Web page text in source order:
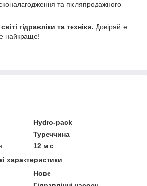
та післяпродажного
гідравліки та техніки. Довіряйте
найкраще!
Hydro-pack
Туреччина
12 міс
характеристики
Нове